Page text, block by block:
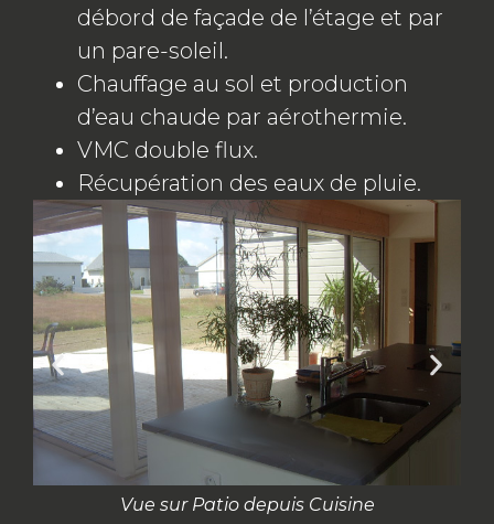
débord de façade de l’étage et par
un pare-soleil.
Chauffage au sol et production
d’eau chaude par aérothermie.
VMC double flux.
Récupération des eaux de pluie.
Vue sur Patio depuis Cuisine